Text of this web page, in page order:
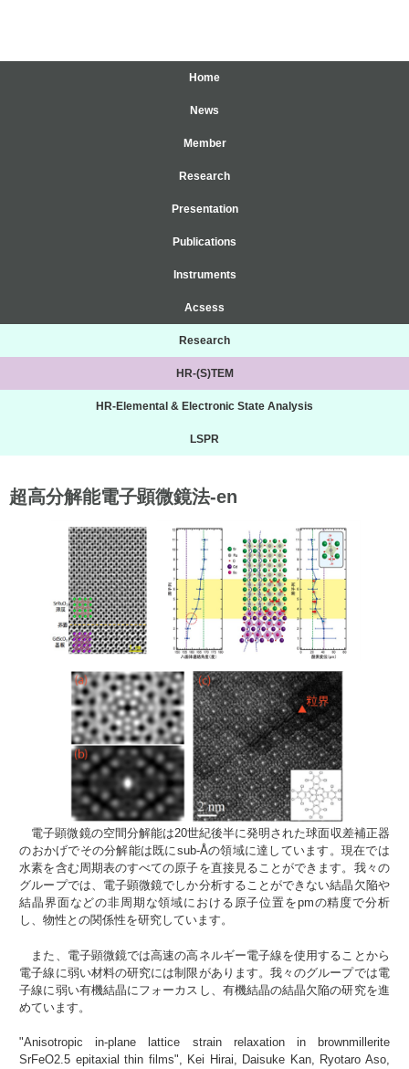
Home
News
Member
Research
Presentation
Publications
Instruments
Acsess
Research
HR-(S)TEM
HR-Elemental & Electronic State Analysis
LSPR
超高分解能電子顕微鏡法-en
電子顕微鏡の空間分解能は20世紀後半に発明された球面収差補正器
のおかげでその分解能は既にsub-Åの領域に達しています。現在では
水素を含む周期表のすべての原子を直接見ることができます。我々の
グループでは、電子顕微鏡でしか分析することができない結晶欠陥や
結晶界面などの非周期な領域における原子位置をpmの精度で分析
し、物性との関係性を研究しています。
また、電子顕微鏡では高速の高ネルギー電子線を使用することから
電子線に弱い材料の研究には制限があります。我々のグループでは電
子線に弱い有機結晶にフォーカスし、有機結晶の結晶欠陥の研究を進
めています。
"Anisotropic in-plane lattice strain relaxation in brownmillerite
SrFeO2.5 epitaxial thin films", Kei Hirai, Daisuke Kan, Ryotaro Aso,